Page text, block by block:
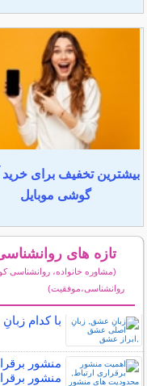
بیشترین تخفیف برای خرید
گوشی موبایل
تازه های
(مشاوره خانواده، روانشناسی
روانشناسی،موفقیت)
با کدام
منشور
منشور